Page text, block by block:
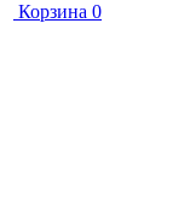
Корзина 0